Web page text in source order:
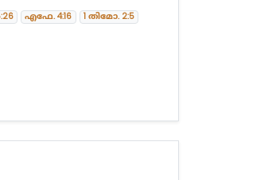
എഫേ. 4:16
1 തിമോ. 2:5